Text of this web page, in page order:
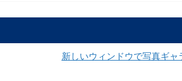
新しいウィンドウで写真ギャ